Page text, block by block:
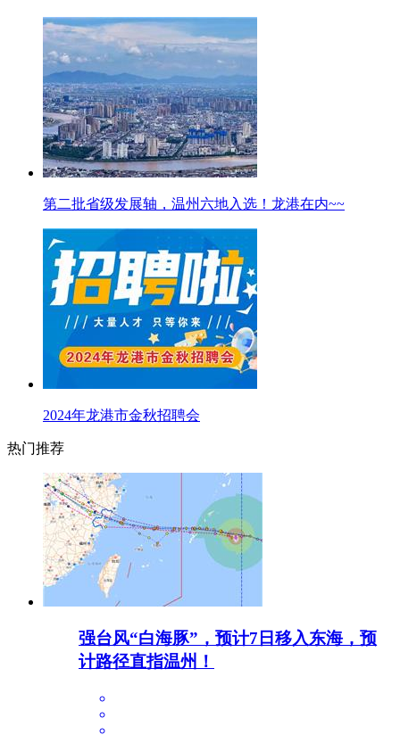
第二批省级发展轴，温州六地入选！龙港在内~~
2024年龙港市金秋招聘会
热门推荐
强台风“白海豚”，预计7日移入东海，预
计路径直指温州！